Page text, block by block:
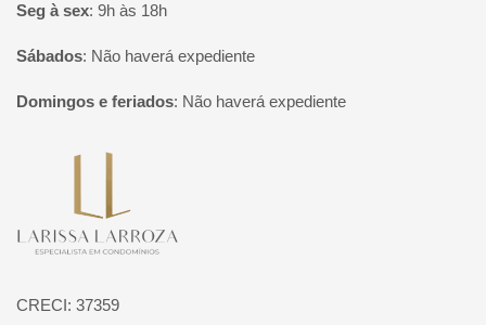
Seg à sex: 9h às 18h
Sábados: Não haverá expediente
Domingos e feriados: Não haverá expediente
CRECI: 37359